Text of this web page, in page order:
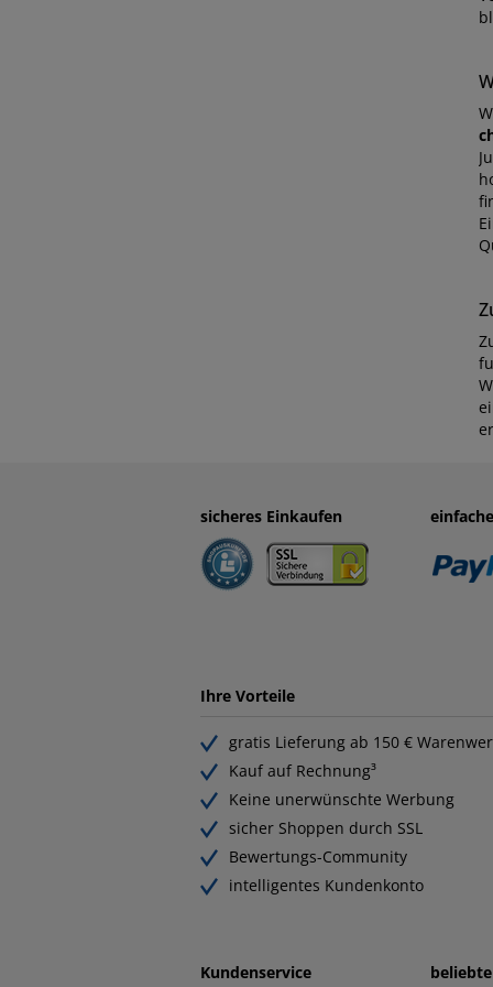
sicheres Einkaufen
Ihre Vorteile
gratis Lieferung ab 150 €
Kauf auf Rechnung³
Keine unerwünschte Werbung
sicher Shoppen durch SSL
Bewertungs-Community
intelligentes Kundenkonto
Kundenservice